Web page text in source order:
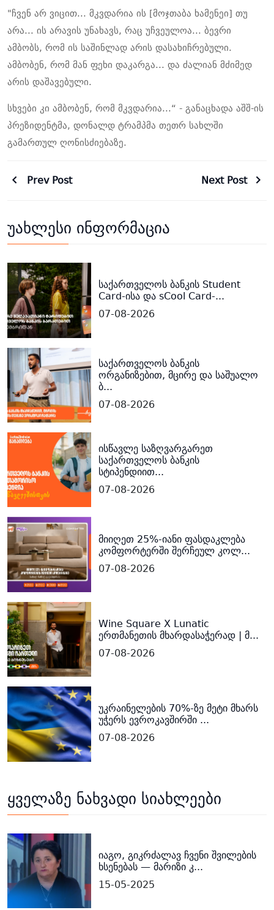
"ჩვენ არ ვიცით... მკვდარია ის [მოჯთაბა ხამენეი] თუ
არა... ის არავის უნახავს, რაც უჩვეულოა... ბევრი
ამბობს, რომ ის საშინლად არის დასახიჩრებული.
ამბობენ, რომ მან ფეხი დაკარგა... და ძალიან მძიმედ
არის დაშავებული.
სხვები კი ამბობენ, რომ მკვდარია...“ - განაცხადა აშშ-ის
პრეზიდენტმა, დონალდ ტრამპმა თეთრ სახლში
გამართულ ღონისძიებაზე.
Prev Post Next Post
უახლესი ინფორმაცია
საქართველოს ბანკის Student
Card-ისა და sCool Card-...
07-08-2026
საქართველოს ბანკის
ორგანიზებით, მცირე და საშუალო
ბ...
07-08-2026
ისწავლე საზღვარგარეთ
საქართველოს ბანკის
სტიპენდიით...
07-08-2026
მიიღეთ 25%-იანი ფასდაკლება
კომფორტერში შერჩეულ კოლ...
07-08-2026
Wine Square X Lunatic
ერთმანეთის მხარდასაჭერად | მ...
07-08-2026
უკრაინელების 70%-ზე მეტი მხარს
უჭერს ევროკავშირში ...
07-08-2026
ყველაზე ნახვადი სიახლეები
იაგო, გიკრძალავ ჩვენი შვილების
ხსენებას — მარიზი კ...
15-05-2025